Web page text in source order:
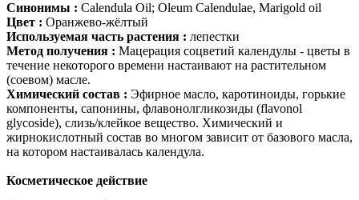
Синонимы : Calendula Oil; Oleum Calendulae, Marigold oil
Цвет : Оранжево-жёлтый
Используемая часть растения : лепестки
Метод получения : Мацерация соцветий календулы - цветы в
течение некоторого времени настаивают на растительном
(соевом) масле.
Химический состав : Эфирное масло, каротиноиды, горькие
компоненты, сапонины, флавонолгликозиды (flavonol
glycoside), слизь/клейкое вещество. Химический и
жирнокислотный состав во многом зависит от базового масла,
на котором настаивалась календула.
Косметическое действие